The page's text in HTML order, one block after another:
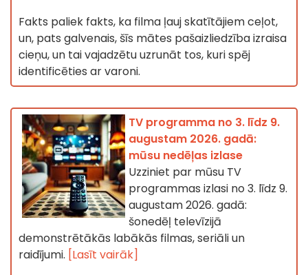
Fakts paliek fakts, ka filma ļauj skatītājiem ceļot,
un, pats galvenais, šīs mātes pašaizliedzība izraisa
cieņu, un tai vajadzētu uzrunāt tos, kuri spēj
identificēties ar varoni.
TV programma no 3. līdz 9.
augustam 2026. gadā:
mūsu nedēļas izlase
Uzziniet par mūsu TV
programmas izlasi no 3. līdz 9.
augustam 2026. gadā:
šonedēļ televīzijā
demonstrētākās labākās filmas, seriāli un
raidījumi. [Lasīt vairāk]